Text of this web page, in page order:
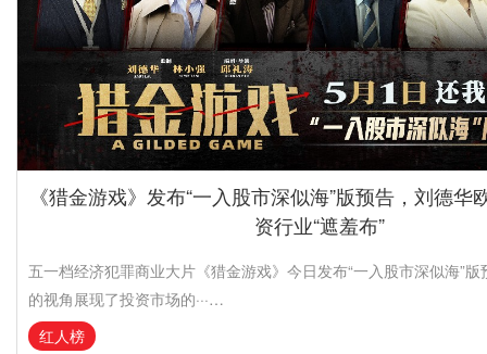
《猎金游戏》发布“一入股市深似海”版预告，刘德华
资行业“遮羞布”
五一档经济犯罪商业大片《猎金游戏》今日发布“一入股市深似海”
的视角展现了投资市场的···…
红人榜